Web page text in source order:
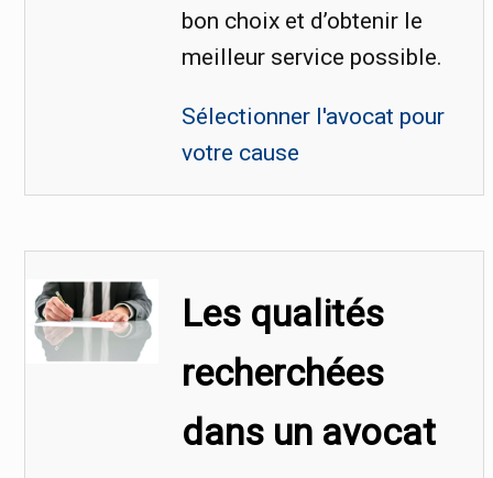
bon choix et d’obtenir le
meilleur service possible.
Sélectionner l'avocat pour
votre cause
Les qualités
recherchées
dans un avocat